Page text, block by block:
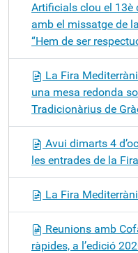
Artificials clou el 13è
amb el missatge de
“Hem de ser
La Fira
una mesa redonda
Tradicionàrius de
Avui dimarts 4
les entrades de la
La Fira
Reunions amb
ràpides, a l’edició